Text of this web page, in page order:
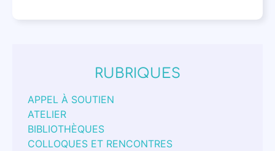
RUBRIQUES
APPEL À SOUTIEN
ATELIER
BIBLIOTHÈQUES
COLLOQUES ET RENCONTRES